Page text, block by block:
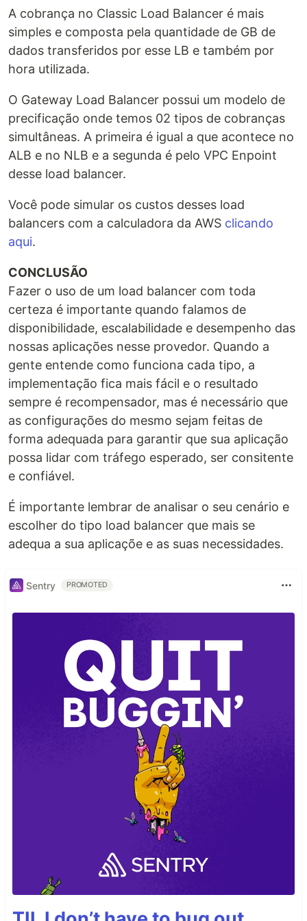
A cobrança no Classic Load Balancer é mais
simples e composta pela quantidade de GB de
dados transferidos por esse LB e também por
hora utilizada.
O Gateway Load Balancer possui um modelo de
precificação onde temos 02 tipos de cobranças
simultâneas. A primeira é igual a que acontece no
ALB e no NLB e a segunda é pelo VPC Enpoint
desse load balancer.
Você pode simular os custos desses load
balancers com a calculadora da AWS clicando
aqui.
CONCLUSÃO
Fazer o uso de um load balancer com toda
certeza é importante quando falamos de
disponibilidade, escalabilidade e desempenho das
nossas aplicações nesse provedor. Quando a
gente entende como funciona cada tipo, a
implementação fica mais fácil e o resultado
sempre é recompensador, mas é necessário que
as configurações do mesmo sejam feitas de
forma adequada para garantir que sua aplicação
possa lidar com tráfego esperado, ser consitente
e confiável.
É importante lembrar de analisar o seu cenário e
escolher do tipo load balancer que mais se
adequa a sua aplicaçõe e as suas necessidades.
Sentry PROMOTED